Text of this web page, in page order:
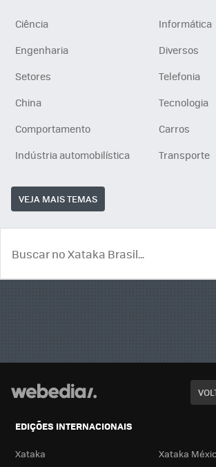
Ciência
Informática
Engenharia
Diversos
Setores
Telefonia
China
Tecnologia
Comportamento
Carros
Indústria automobilística
Transporte
VEJA MAIS TEMAS
EDIÇÕES INTERNACIONAIS
Xataka Xataka